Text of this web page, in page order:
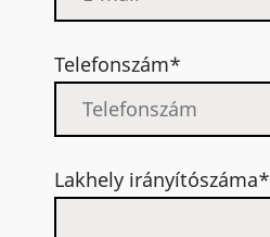
Telefonszám*
Lakhely irányítószáma*